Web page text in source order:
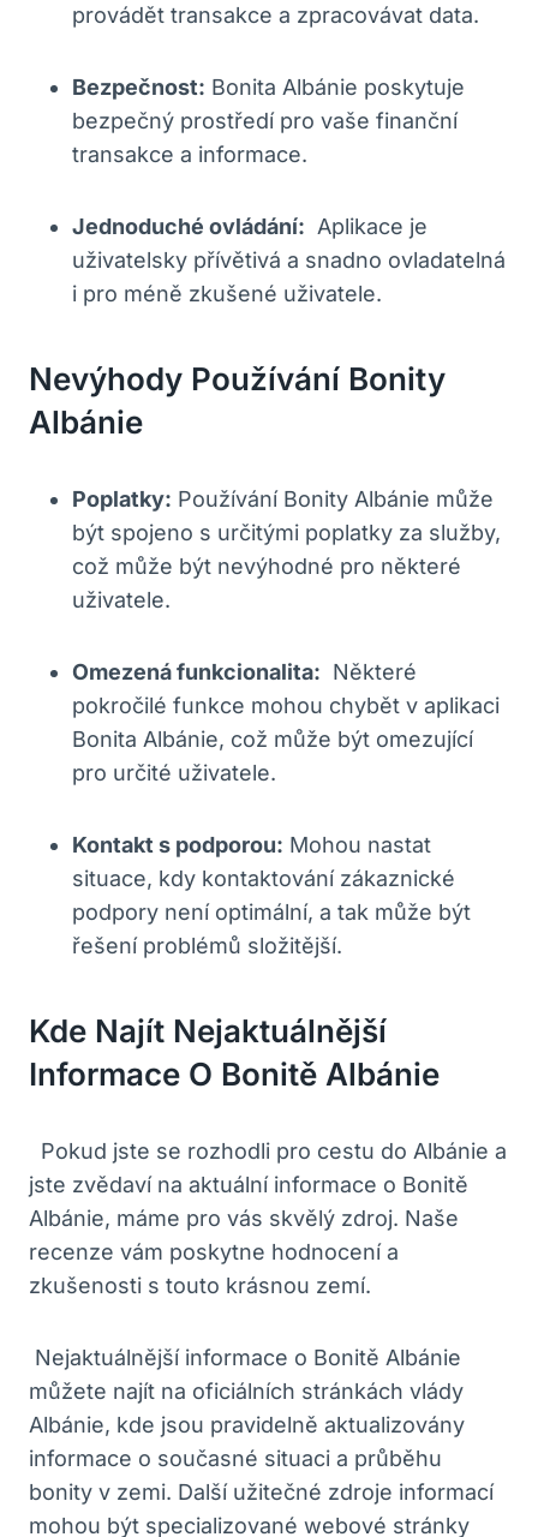
provádět transakce a‍ zpracovávat data.
Bezpečnost: Bonita‌ Albánie poskytuje
bezpečný prostředí pro vaše finanční
transakce⁤ a ⁢informace.
Jednoduché ovládání: ⁣ Aplikace⁤ je
uživatelsky ‍přívětivá a snadno ovladatelná
i pro‌ méně zkušené uživatele.
Nevýhody Používání Bonity
Albánie
Poplatky: Používání Bonity Albánie může
být spojeno s určitými poplatky za služby,
‌což může být nevýhodné pro některé
uživatele.
Omezená funkcionalita: ‍ Některé
pokročilé funkce ‌mohou ‍chybět v aplikaci
Bonita Albánie, což ⁣může být omezující
pro‍ určité uživatele.
Kontakt s podporou: Mohou nastat⁤
situace, kdy kontaktování zákaznické
podpory není optimální, a tak může být
řešení problémů složitější.
Kde Najít Nejaktuálnější
Informace ⁤o Bonitě Albánie
‍ ⁤ Pokud jste se rozhodli pro⁤ cestu do Albánie a
jste zvědaví na aktuální informace o Bonitě
Albánie, máme ⁤pro vás skvělý zdroj.‍ Naše
recenze vám poskytne hodnocení a
zkušenosti s touto krásnou zemí.
⁤ Nejaktuálnější informace o Bonitě Albánie
můžete najít na oficiálních ‍stránkách vlády
Albánie, kde jsou pravidelně aktualizovány
informace o současné situaci a průběhu
bonity v ⁤zemi. Další užitečné zdroje informací
mohou ⁢být specializované webové stránky